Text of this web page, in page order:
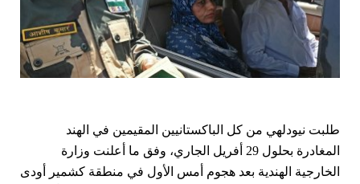
طلبت نيودلهي من كل الباكستانيين المقيمين في الهند
المغادرة بحلول 29 أفريل الجاري، وفق ما أعلنت وزارة
الخارجية الهندية بعد هجوم أمس الأول في منطقة كشمير أودى